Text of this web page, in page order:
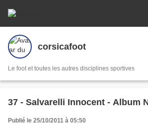
corsicafoot
Le foot et toutes les autres disciplines sportives
37 - Salvarelli Innocent - Album
Publié le 25/10/2011 à 05:50